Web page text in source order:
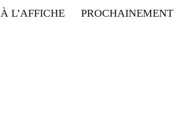
À L’AFFICHE PROCHAINEMENT